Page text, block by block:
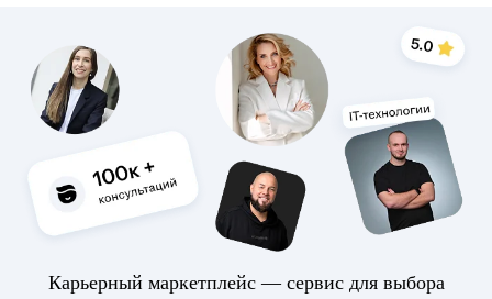
Карьерный маркетплейс — сервис для выбора